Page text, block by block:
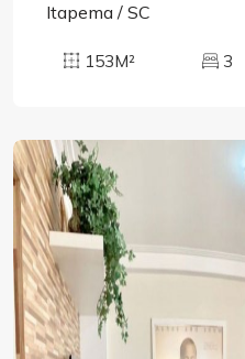
Itapema / SC
153M² 3